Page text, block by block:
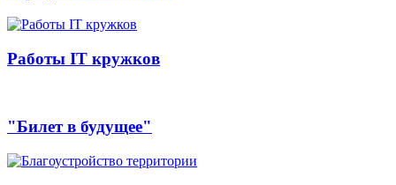
Работы IT кружков
"Билет в будущее"